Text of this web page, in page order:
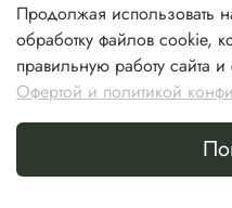
Избранное
Сравнение
Корзина
Сделано в Хезар
Продолжая использовать
обработку файлов cookie,
правильную работу сайта
Офертой и политикой